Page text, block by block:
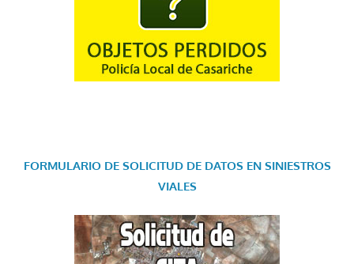
FORMULARIO DE SOLICITUD DE DATOS EN SINIESTROS
VIALES